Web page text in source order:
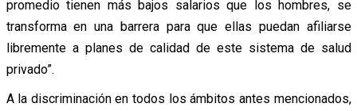
promedio tienen más bajos salarios que los hombres, se
transforma en una barrera para que ellas puedan afiliarse
libremente a planes de calidad de este sistema de salud
privado”.
A la discriminación en todos los ámbitos antes mencionados,